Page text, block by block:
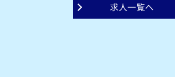
求人一覧へ